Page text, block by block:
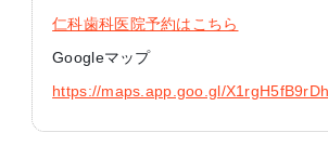
仁科歯科医院予約はこちら
Googleマップ
https://maps.app.goo.gl/